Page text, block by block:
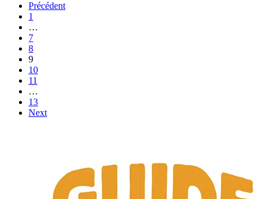
Précédent
1
…
7
8
9
10
11
…
13
Next